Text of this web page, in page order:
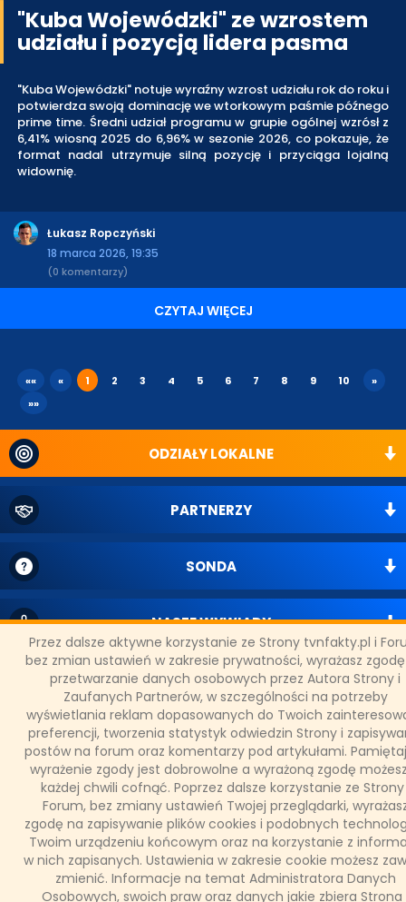
Przez dalsze aktywne korzystanie ze Strony tvnfakty.pl i
bez zmian ustawień w zakresie prywatności, wyrażasz
przetwarzanie danych osobowych przez Autora Strony i
Zaufanych Partnerów, w szczególności na potrzeby
wyświetlania reklam dopasowanych do Twoich
preferencji, tworzenia statystyk odwiedzin Strony i
postów na forum oraz komentarzy pod artykułami.
wyrażenie zgody jest dobrowolne a wyrażoną zgodę
każdej chwili cofnąć. Poprzez dalsze korzystanie ze
Forum, bez zmiany ustawień Twojej przeglądarki,
zgodę na zapisywanie plików cookies i podobnych
Twoim urządzeniu końcowym oraz na korzystanie z
w nich zapisanych. Ustawienia w zakresie cookie możesz
zmienić. Informacje na temat Administratora Danych
Osobowych, swoich praw oraz danych jakie zbiera Strona
ODZIAŁY LOKALNE
PARTNERZY
SONDA
"Kuba Wojewódzki" ze wzrostem
udziału i pozycją lidera pasma
"Kuba Wojewódzki" notuje wyraźny wzrost udziału rok do roku i
potwierdza swoją dominację we wtorkowym paśmie późnego
prime time. Średni udział programu w grupie ogólnej wzrósł z
6,41% wiosną 2025 do 6,96% w sezonie 2026, co pokazuje, że
format nadal utrzymuje silną pozycję i przyciąga lojalną
widownię.
Łukasz Ropczyński
18 marca 2026, 19:35
(0 komentarzy)
CZYTAJ WIĘCEJ
«« « 1 2 3 4 5 6 7 8 9 10
»
»»
NASZE WYWIADY
FAKTY TVN
WAŻNE RELACJE
Copyright © 2011 - 2026 bywww.tvnfakty.pl | Wszystkie prawa
zastrzeżone.